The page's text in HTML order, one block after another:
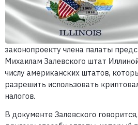
законопроекту члена палаты
Михаилам Залевского штат
числу американских штатов,
разрешить использовать
налогов.
В документе Залевского